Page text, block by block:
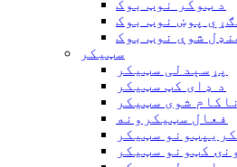
د ټوکر نوټ بوک
پوښ نوټ بوک
شوې نوټ بوک
سټیکر
پړسېدلی سټیکر
د ډای کټ سټیکر
ناکام شوی سټیکر
فعال سټیکرونه
سټیکر
کټونو سټیکر